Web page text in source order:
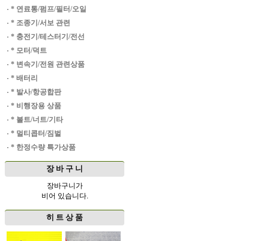
· * 연료통/펌프/필터/오일
· * 조종기/서보 관련
· * 충전기/테스터기/전선
· * 모터/덕트
· * 변속기/전원 관련상품
· * 배터리
· * 발사/항공합판
· * 비행장용 상품
· * 볼트/너트/기타
· * 멀티콥터/짐벌
· * 한정수량 특가상품
장 바 구 니
장바구니가
비어 있습니다.
히 트 상 품